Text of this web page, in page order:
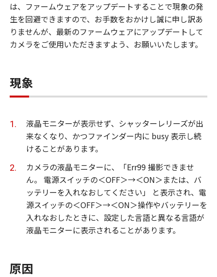
は、ファームウェアをアップデートすることで現象の発
生を回避できますので、お手数をおかけし誠に申し訳あ
りませんが、最新のファームウェアにアップデートして
カメラをご使用いただきますよう、お願いいたします。
現象
液晶モニターが表示せず、シャッターレリーズが出
来なくなり、かつファインダー内に busy 表示し続
けることがあります。
カメラの液晶モニターに、「Err99 撮影できませ
ん。 電源スイッチの＜OFF＞→＜ON＞または、バ
ッテリーを入れなおしてください」 と表示され、電
源スイッチの＜OFF＞→＜ON＞操作やバッテリーを
入れなおしたときに、設定した言語と異なる言語が
液晶モニターに表示されることがあります。
原因